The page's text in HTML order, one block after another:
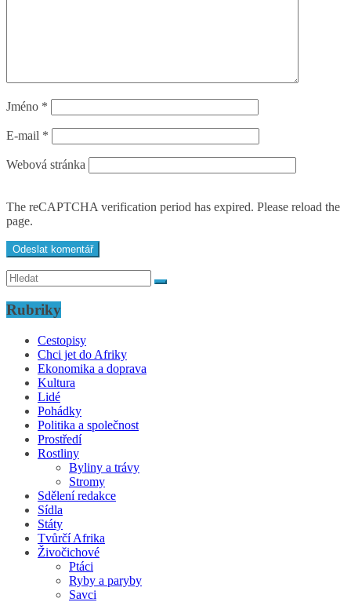
Jméno *
E-mail *
Webová stránka
The reCAPTCHA verification period has expired. Please reload the
page.
Rubriky
Cestopisy
Chci jet do Afriky
Ekonomika a doprava
Kultura
Lidé
Pohádky
Politika a společnost
Prostředí
Rostliny
Byliny a trávy
Stromy
Sdělení redakce
Sídla
Státy
Tvůrčí Afrika
Živočichové
Ptáci
Ryby a paryby
Savci